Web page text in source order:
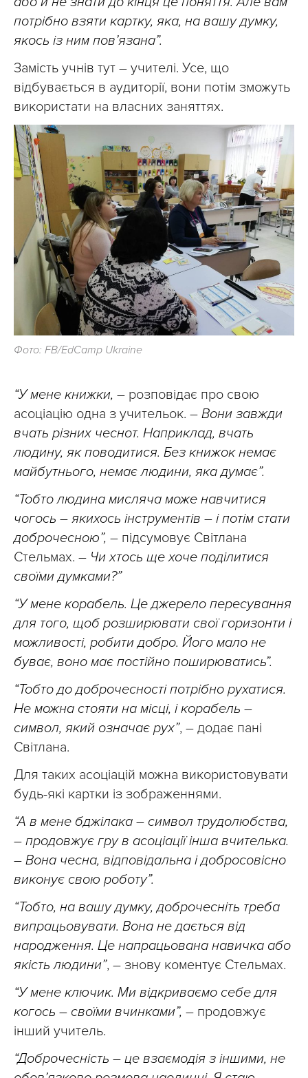
потрібно взяти картку, яка, на вашу думку,
якось із ним пов’язана”.
Замість учнів тут – учителі. Усе, що
відбувається в аудиторії, вони потім зможуть
використати на власних заняттях.
Фото: FB/EdCamp Ukraine
“У мене книжки, – розповідає про свою
асоціацію одна з учительок. – Вони завжди
вчать різних чеснот. Наприклад, вчать
людину, як поводитися. Без книжок немає
майбутнього, немає людини, яка думає”.
“Тобто людина мисляча може навчитися
чогось – якихось інструментів – і потім стати
доброчесною”, – підсумовує Світлана
Стельмах. – Чи хтось ще хоче поділитися
своїми думками?”
“У мене корабель. Це джерело пересування
для того, щоб розширювати свої горизонти і
можливості, робити добро. Його мало не
буває, воно має постійно поширюватись”.
“Тобто до доброчесності потрібно рухатися.
Не можна стояти на місці, і корабель –
символ, який означає рух”, – додає пані
Світлана.
Для таких асоціацій можна використовувати
будь-які картки із зображеннями.
“А в мене бджілака – символ трудолюбства,
– продовжує гру в асоціації інша вчителька.
– Вона чесна, відповідальна і добросовісно
виконує свою роботу”.
“Тобто, на вашу думку, доброчесніть треба
випрацьовувати. Вона не дається від
народження. Це напрацьована навичка або
якість людини”, – знову коментує Стельмах.
“У мене ключик. Ми відкриваємо себе для
когось – своїми вчинками”, – продовжує
інший учитель.
“Доброчесність – це взаємодія з іншими, не